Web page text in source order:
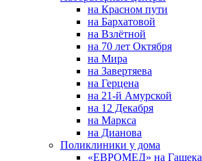
на Красном пути
на Бархатовой
на Взлётной
на 70 лет Октября
на Мира
на Завертяева
на Герцена
на 21-й Амурской
на 12 Декабря
на Маркса
на Дианова
Поликлиники у дома
«ЕВРОМЕД» на Гашека